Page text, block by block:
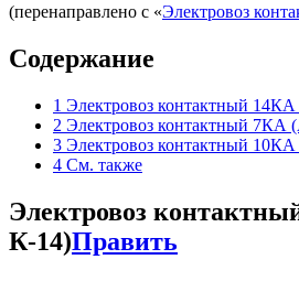
(перенаправлено с «Электровоз
Содержание
1 Электровоз контактный
2 Электровоз контактный 7КА
3 Электровоз контактный
4 См. также
Электровоз
К-14)Править